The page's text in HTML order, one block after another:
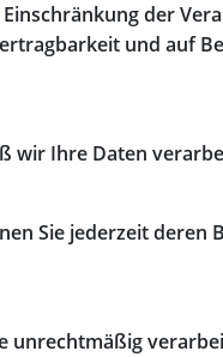
der
und auf
wir Ihre Daten
Sie jederzeit deren
unrechtmäßig